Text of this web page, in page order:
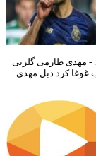
طارمی گلزنی
کرد دبل مهدی ...